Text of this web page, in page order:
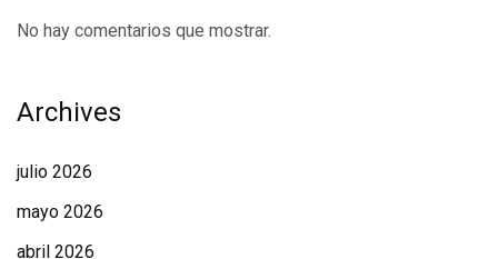
No hay comentarios que mostrar.
Archives
julio 2026
mayo 2026
abril 2026